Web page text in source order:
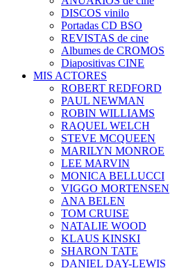
DISCOS vinilo
Portadas CD BSO
REVISTAS de cine
Albumes de CROMOS
Diapositivas CINE
MIS ACTORES
ROBERT REDFORD
PAUL NEWMAN
ROBIN WILLIAMS
RAQUEL WELCH
STEVE MCQUEEN
MARILYN MONROE
LEE MARVIN
MONICA BELLUCCI
VIGGO MORTENSEN
ANA BELEN
TOM CRUISE
NATALIE WOOD
KLAUS KINSKI
SHARON TATE
DANIEL DAY-LEWIS